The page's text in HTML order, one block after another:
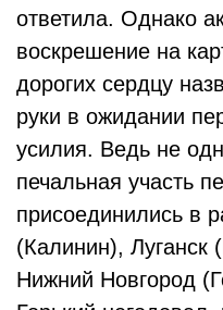
ответила. Однако
воскрешение на
дорогих сердцу
руки в ожидании
усилия. Ведь не
печальная участь
присоединились в
(Калинин), Луганск
Нижний Новгород